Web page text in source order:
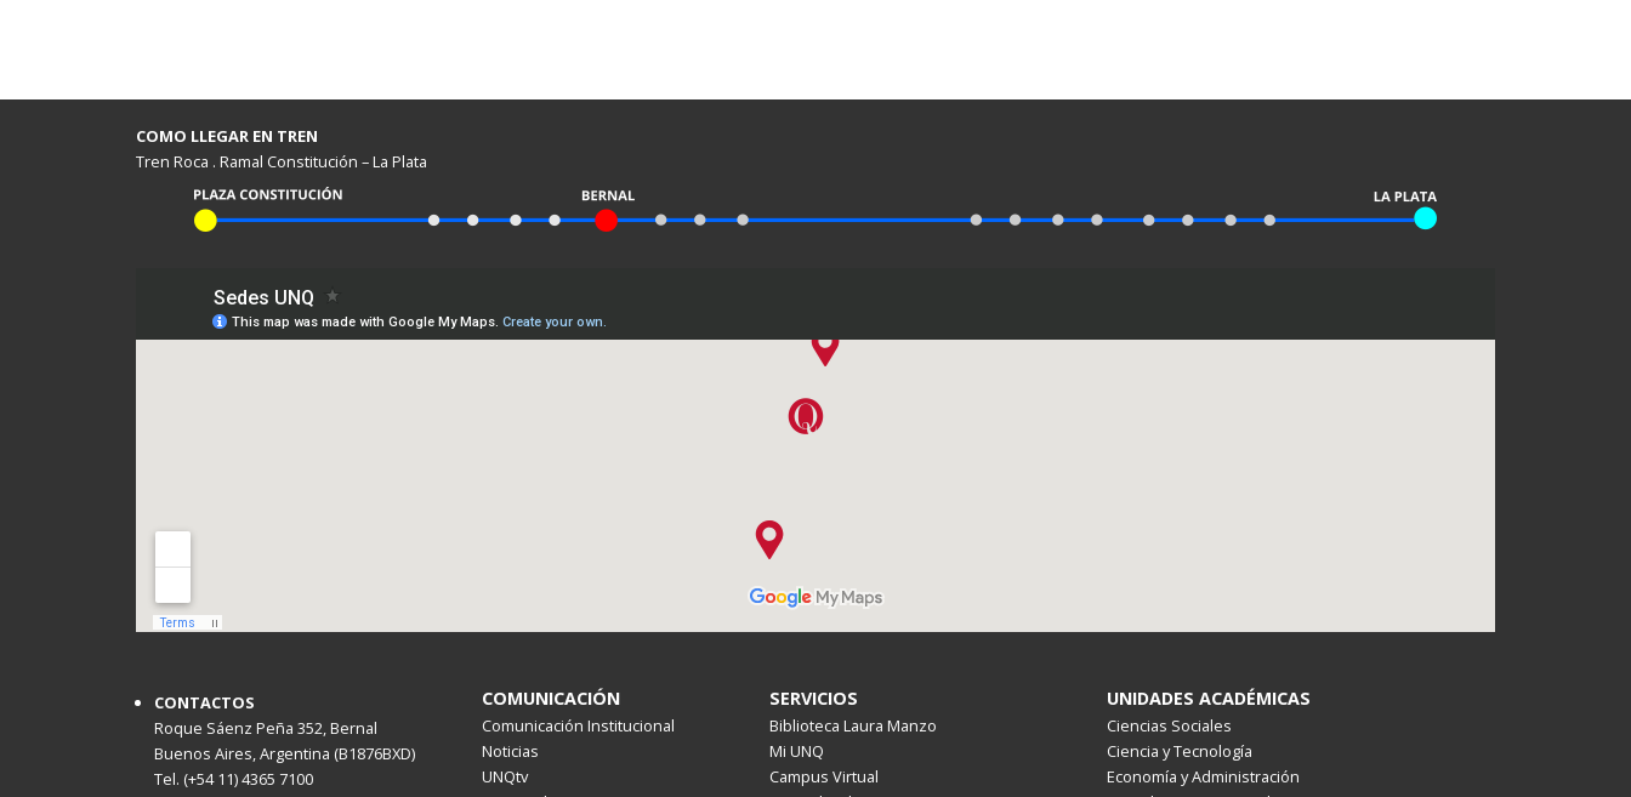
COMO LLEGAR EN TREN
Tren Roca . Ramal Constitución – La Plata
CONTACTOS
Roque Sáenz Peña 352, Bernal
Buenos Aires, Argentina (B1876BXD)
Tel. (+54 11) 4365 7100
COMUNICACIÓN
Comunicación Institucional
Noticias
UNQtv
SERVICIOS
Biblioteca Laura Manzo
Mi UNQ
Campus Virtual
UNIDADES ACADÉMICAS
Ciencias Sociales
Ciencia y Tecnología
Economía y Administración